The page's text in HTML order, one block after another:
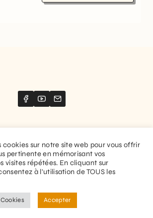
Stimize
All rights reserved.
Policy Terms and Conditions
cookies sur notre site web pour vous offrir
pertinente en mémorisant vos
visites répétées. En cliquant sur
à l'utilisation de TOUS les
Accepter